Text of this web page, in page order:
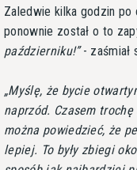
Zaledwie kilka godzin po
ponownie został o to
październiku! - zaśmiał
Myślę, że bycie
naprzód. Czasem
można powiedzieć, że
lepiej. To były zbiegi